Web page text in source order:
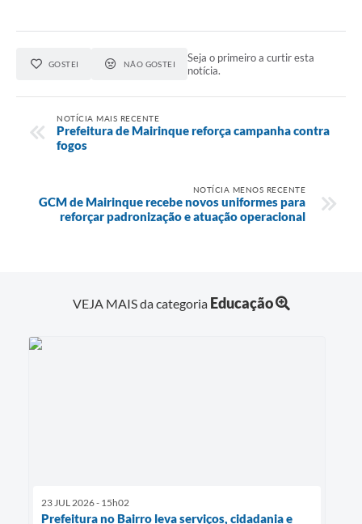
GOSTEI NÃO GOSTEI
Seja o primeiro a curtir esta
notícia.
NOTÍCIA MAIS RECENTE
Prefeitura de Mairinque reforça campanha contra
fogos
NOTÍCIA MENOS RECENTE
GCM de Mairinque recebe novos uniformes para
reforçar padronização e atuação operacional
VEJA MAIS da categoria Educação
23 JUL 2026 - 15h02
Prefeitura no Bairro leva serviços, cidadania e